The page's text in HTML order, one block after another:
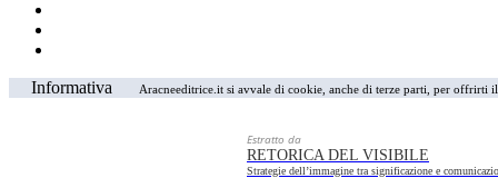
Informativa Aracneeditrice.it si avvale di cookie, anche di terze parti, per
Estratto da
RETORICA DEL VISIBILE
Strategie dell’immagine tra significazione e